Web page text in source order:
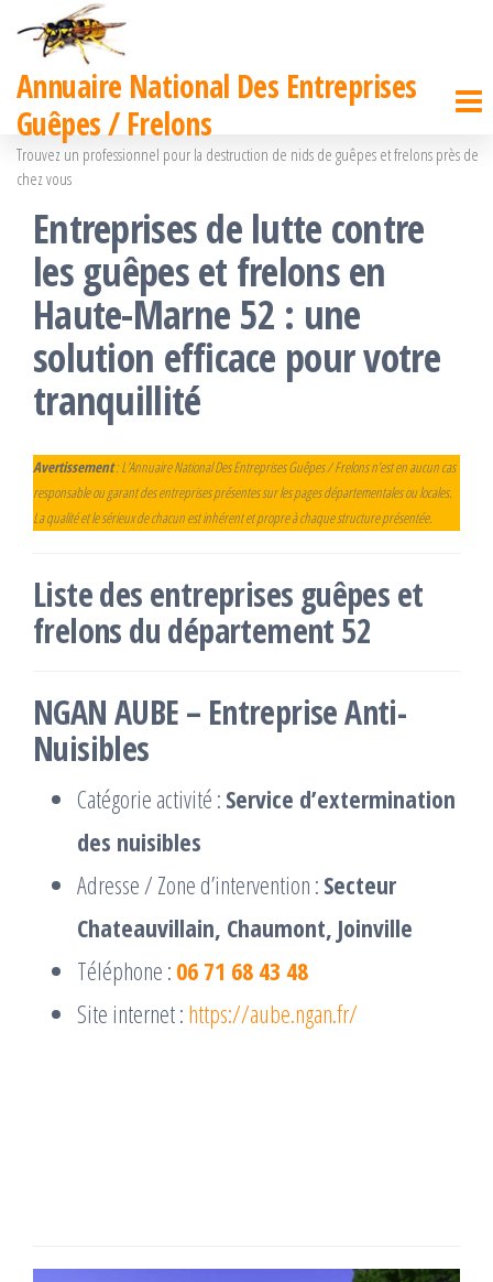
Passer
contenu
Annuaire National Des Entreprises
Guêpes / Frelons
Trouvez un professionnel pour la destruction de nids de guêpes et frelons près de
chez vous
Entreprises de lutte contre
les guêpes et frelons en
Haute-Marne 52 : une
solution efficace pour votre
tranquillité
Avertissement: L’Annuaire National Des Entreprises Guêpes / Frelons n’est en aucun cas
responsable ou garant des entreprises présentes sur les pages départementales ou locales.
La qualité et le sérieux de chacun est inhérent et propre à chaque structure présentée.
Liste des entreprises guêpes et
frelons du département 52
NGAN AUBE – Entreprise Anti-
Nuisibles
Catégorie activité : Service d’extermination
des nuisibles
Adresse / Zone d’intervention : Secteur
Chateauvillain, Chaumont, Joinville
Téléphone : 06 71 68 43 48
Site internet : https://aube.ngan.fr/